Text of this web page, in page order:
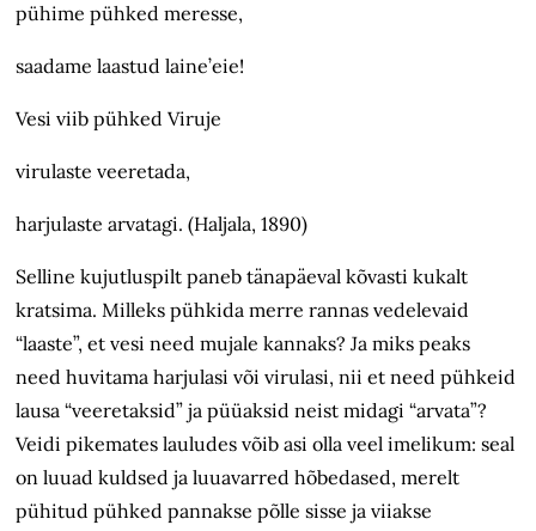
pühime pühked meresse,
saadame laastud laine’eie!
Vesi viib pühked Viruje
virulaste veeretada,
harjulaste arvatagi. (Haljala, 1890)
Selline kujutluspilt paneb tänapäeval kõvasti kukalt
kratsima. Milleks pühkida merre rannas vedelevaid
“laaste”, et vesi need mujale kannaks? Ja miks peaks
need huvitama harjulasi või virulasi, nii et need pühkeid
lausa “veeretaksid” ja püüaksid neist midagi “arvata”?
Veidi pikemates lauludes võib asi olla veel imelikum: seal
on luuad kuldsed ja luuavarred hõbedased, merelt
pühitud pühked pannakse põlle sisse ja viiakse